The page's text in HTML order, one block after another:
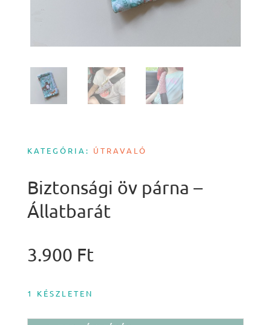
KATEGÓRIA: ÚTRAVALÓ
Biztonsági öv párna –
Állatbarát
3.900 Ft
1 KÉSZLETEN